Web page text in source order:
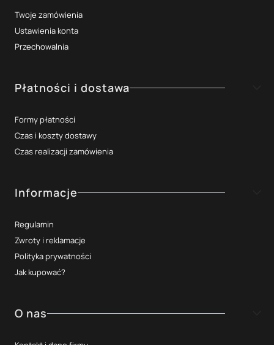
Twoje zamówienia
Ustawienia konta
Przechowalnia
Płatności i dostawa
Formy płatności
Czas i koszty dostawy
Czas realizacji zamówienia
Informacje
Regulamin
Zwroty i reklamacje
Polityka prywatności
Jak kupować?
O nas